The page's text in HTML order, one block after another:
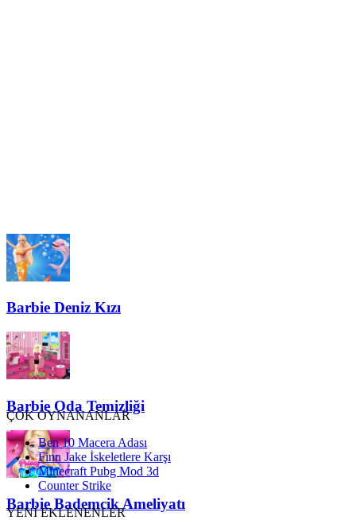
Barbie Deniz Kızı
Barbie Oda Temizliği
Barbie Bademcik Ameliyatı
ÇOK OYNANANLAR
Ben 10 Macera Adası
Finn Jake İskeletlere Karşı
Minecraft Pubg Mod 3d
Counter Strike
YENİ EKLENENLER